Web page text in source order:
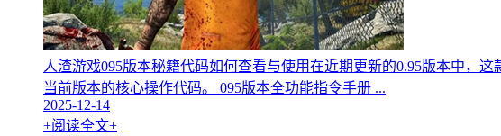
人渣游戏095版本秘籍代码如何查看与使用在近期更新的0.95版本中，
当前版本的核心操作代码。 095版本全功能指令手册 ...
2025-12-14
+阅读全文+